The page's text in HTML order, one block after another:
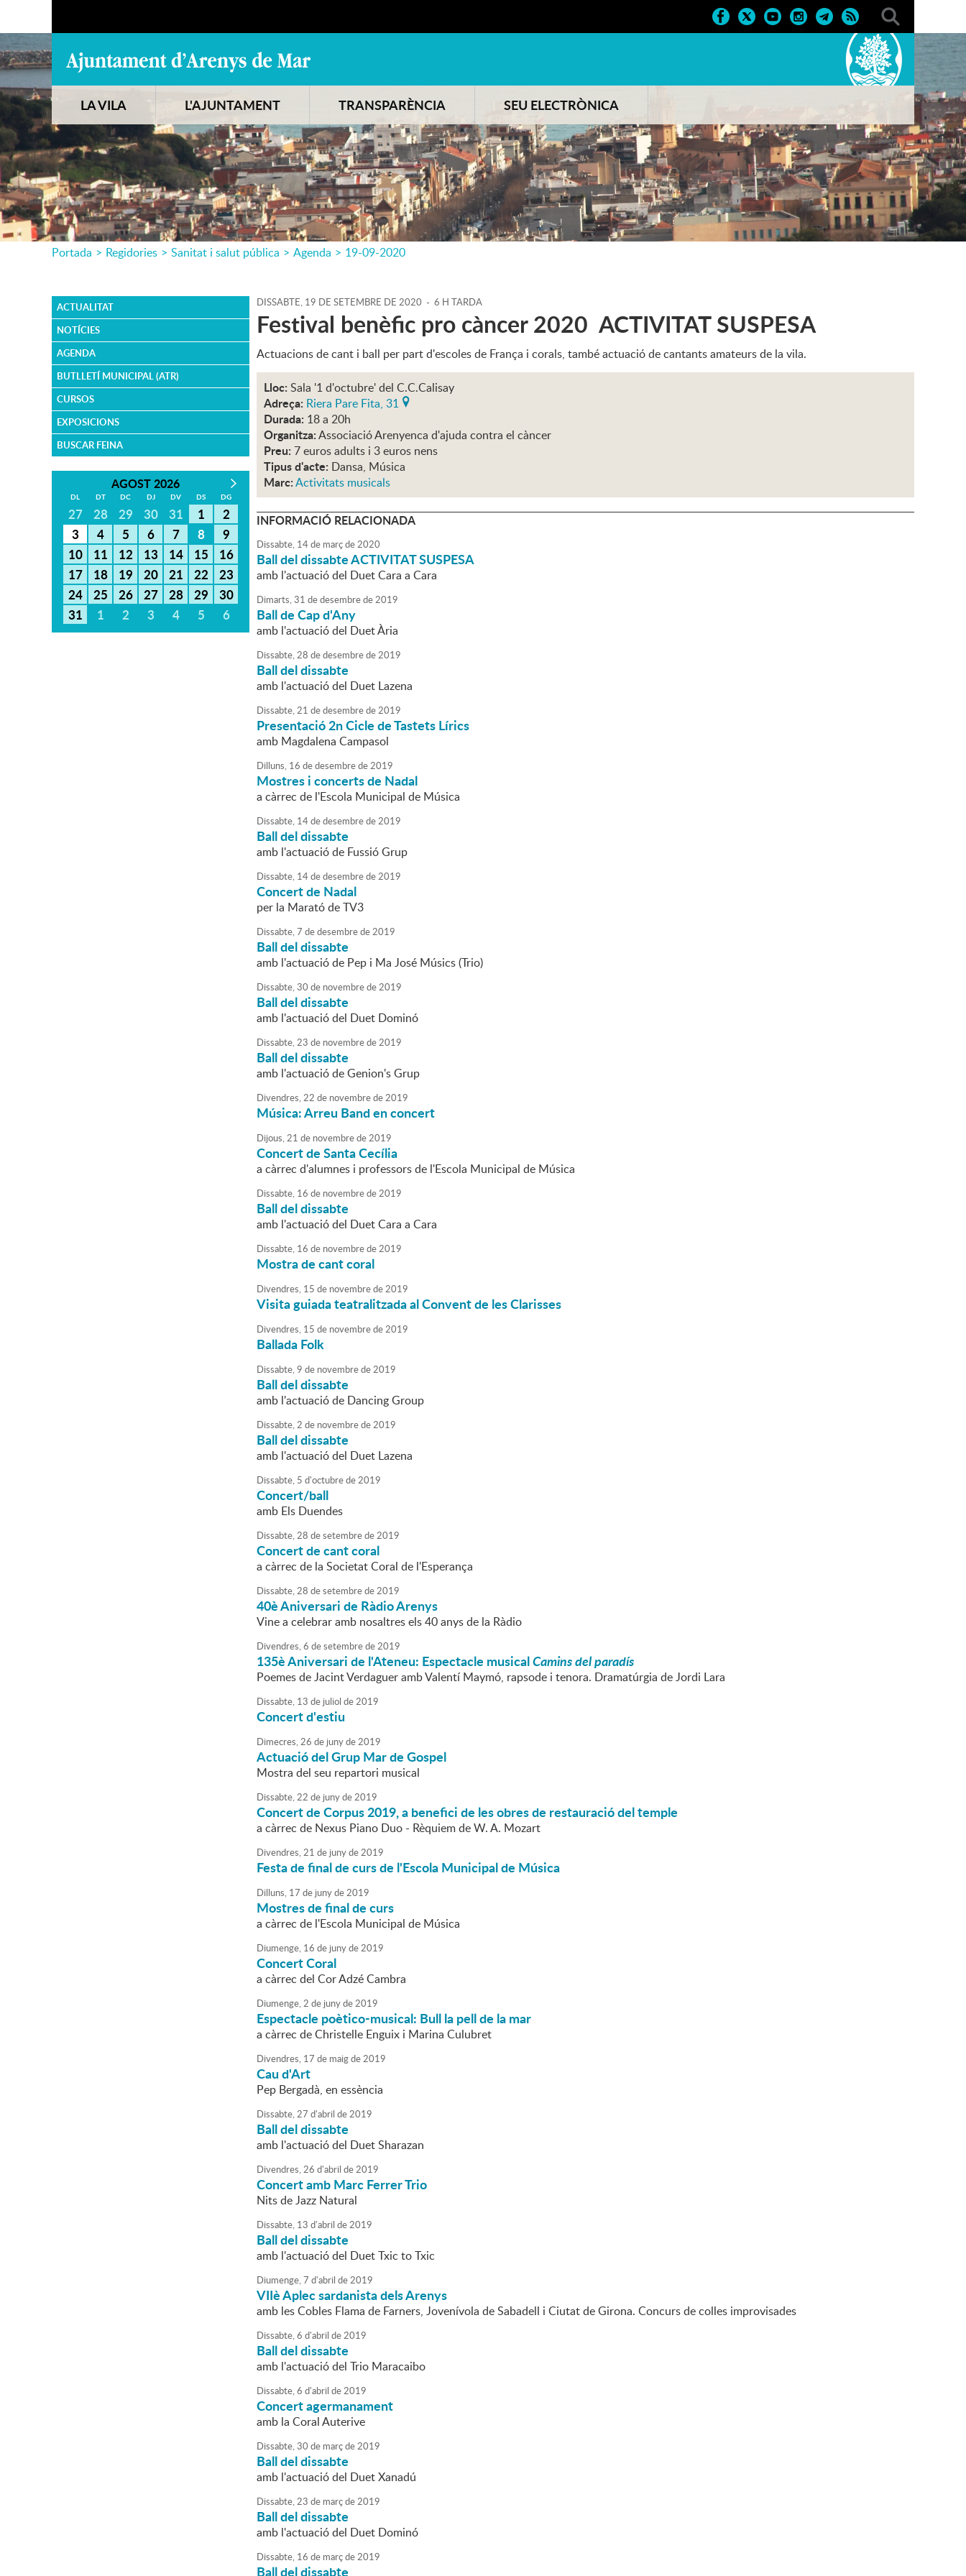
LA VILA L'AJUNTAMENT TRANSPARÈNCIA SEU ELECTRÒNICA
Portada > Regidories > Sanitat i salut pública > Agenda > 19-09-2020
ACTUALITAT
NOTÍCIES
AGENDA
BUTLLETÍ MUNICIPAL (ATR)
CURSOS
EXPOSICIONS
BUSCAR FEINA
AGOST 2026
DL DT DC DJ DV DS DG
27 28 29 30 31 1
2
3
4 5 6 7 8
9
10
11 12 13 14 15
16
17
18 19 20 21 22
23
24
25 26 27 28 29
30
31
1 2 3 4 5 6
DISSABTE, 19 DE SETEMBRE DE 2020 - 6 H TARDA
Festival benèfic pro càncer 2020 ACTIVITAT SUSPESA
Actuacions de cant i ball per part d'escoles de França i corals, també actuació de cantants amateurs de la vila.
Lloc: Sala '1 d'octubre' del C.C.Calisay
Adreça: Riera Pare Fita, 31
Durada: 18 a 20h
Organitza:Associació Arenyenca d'ajuda contra el càncer
Preu: 7 euros adults i 3 euros nens
Tipus d'acte: Dansa, Música
Marc:Activitats musicals
INFORMACIÓ RELACIONADA
Dissabte, 14de marçde2020
Ball del dissabte ACTIVITAT SUSPESA
amb l'actuació del Duet Cara a Cara
Dimarts,31 dedesembrede2019
Ball de Cap d'Any
amb l'actuació del Duet Ària
Dissabte,28 dedesembrede2019
Ball del dissabte
amb l'actuació del Duet Lazena
Dissabte,21 dedesembrede2019
Presentació 2n Cicle de Tastets Lírics
amb Magdalena Campasol
Dilluns, 16 dedesembrede2019
Mostres i concerts de Nadal
a càrrec de l'Escola Municipal de Música
Dissabte, 14dedesembrede2019
Ball del dissabte
amb l'actuació de Fussió Grup
Dissabte, 14dedesembrede2019
Concert de Nadal
per la Marató de TV3
Dissabte,7 dedesembrede2019
Ball del dissabte
amb l'actuació de Pep i Ma José Músics (Trio)
Dissabte,30 de novembrede2019
Ball del dissabte
amb l'actuació del Duet Dominó
Dissabte,23 de novembrede2019
Ball del dissabte
amb l'actuació de Genion's Grup
Divendres,22 de novembrede2019
Música: Arreu Band en concert
Dijous,21 de novembrede2019
Concert de Santa Cecília
a càrrec d'alumnes i professors de l'Escola Municipal de Música
Dissabte, 16 de novembrede2019
Ball del dissabte
amb l'actuació del Duet Cara a Cara
Dissabte, 16 de novembrede2019
Mostra de cant coral
Divendres, 15 de novembrede2019
Visita guiada teatralitzada al Convent de les Clarisses
Divendres, 15 de novembrede2019
Ballada Folk
Dissabte,9 de novembrede2019
Ball del dissabte
amb l'actuació de Dancing Group
Dissabte,2 de novembrede2019
Ball del dissabte
amb l'actuació del Duet Lazena
Dissabte, 5 d'octubrede2019
Concert/ball
amb Els Duendes
Dissabte,28 desetembrede2019
Concert de cant coral
a càrrec de la Societat Coral de l'Esperança
Dissabte,28 desetembrede2019
40è Aniversari de Ràdio Arenys
Vine a celebrar amb nosaltres els 40 anys de la Ràdio
Divendres,6 desetembrede2019
135è Aniversari de l'Ateneu: Espectacle musicalCamins del paradís
Poemes de Jacint Verdaguer amb Valentí Maymó, rapsode i tenora. Dramatúrgia de Jordi Lara
Dissabte, 13 de juliol de2019
Concert d'estiu
Dimecres,26 de junyde2019
Actuació del Grup Mar de Gospel
Mostra del seu repartori musical
Dissabte,22 de junyde2019
Concert de Corpus 2019, a benefici de les obres de restauració del temple
a càrrec de Nexus Piano Duo - Rèquiem de W. A. Mozart
Divendres,21 de junyde2019
Festa de final de curs de l'Escola Municipal de Música
Dilluns, 17 de junyde2019
Mostres de final de curs
a càrrec de l'Escola Municipal de Música
Diumenge, 16 de junyde2019
Concert Coral
a càrrec del Cor Adzé Cambra
Diumenge,2 de junyde2019
Espectacle poètico-musical: Bull la pell de la mar
a càrrec de Christelle Enguix i Marina Culubret
Divendres, 17 de maigde2019
Cau d'Art
Pep Bergadà, en essència
Dissabte,27 d'abril de2019
Ball del dissabte
amb l'actuació del Duet Sharazan
Divendres,26 d'abril de2019
Concert amb Marc Ferrer Trio
Nits de Jazz Natural
Dissabte, 13 d'abril de2019
Ball del dissabte
amb l'actuació del Duet Txic to Txic
Diumenge,7 d'abril de2019
VIIè Aplec sardanista dels Arenys
amb les Cobles Flama de Farners, Jovenívola de Sabadell i Ciutat de Girona. Concurs de colles improvisades
Dissabte,6 d'abril de2019
Ball del dissabte
amb l'actuació del Trio Maracaibo
Dissabte,6 d'abril de2019
Concert agermanament
amb la Coral Auterive
Dissabte,30 de marçde2019
Ball del dissabte
amb l'actuació del Duet Xanadú
Dissabte,23 de marçde2019
Ball del dissabte
amb l'actuació del Duet Dominó
Dissabte, 16 de marçde2019
Ball del dissabte